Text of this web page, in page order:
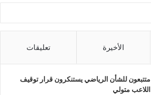
الأخيرة تعليقات
متتبعون للشأن الرياضي يستنكرون قرار توقيف
اللاعب متولي